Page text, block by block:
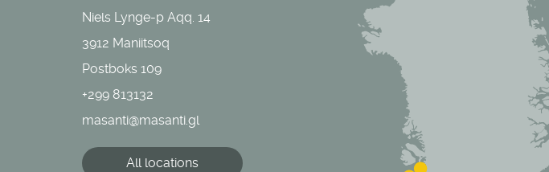
Niels Lynge-p Aqq. 14
3912 Maniitsoq
Postboks 109
+299 813132
masanti@masanti.gl
All locations